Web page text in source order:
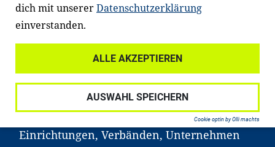
haben aber große Schwierigkeiten dabei.
Unser Angebot richtet sich deshalb gezielt
an Familien sowie an Erzieher*innen,
Lehrer*innen und andere
Fachexpert*innen. Dafür arbeiten wir eng
mit Ministerien, wissenschaftlichen
Einrichtungen, Verbänden, Unternehmen
dich mit unsererDatenschutzerklärung
einverstanden.
ALLE AKZEPTIEREN
AUSWAHL SPEICHERN
Cookie optin by Olli machts